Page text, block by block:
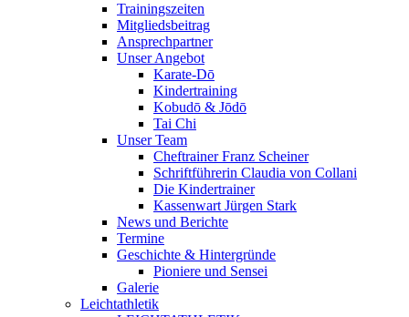
Trainingszeiten
Mitgliedsbeitrag
Ansprechpartner
Unser Angebot
Karate-Dō
Kindertraining
Kobudō & Jōdō
Tai Chi
Unser Team
Cheftrainer Franz Scheiner
Schriftführerin Claudia von Collani
Die Kindertrainer
Kassenwart Jürgen Stark
News und Berichte
Termine
Geschichte & Hintergründe
Pioniere und Sensei
Galerie
Leichtathletik